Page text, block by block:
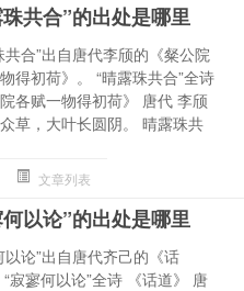
共合”的出处是哪里
共合”出自唐代李颀的《粲公院
得初荷》。 “晴露珠共合”全诗
院各赋一物得初荷》 唐代 李颀
草，大叶长圆阴。 晴露珠共
文章列表
以论”的出处是哪里
以论”出自唐代齐己的《话
寂寥何以论”全诗 《话道》 唐